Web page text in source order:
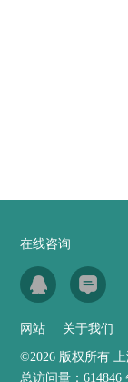
在线咨询
网站 关于我们
©2026 版权所有
总访问量： 614846